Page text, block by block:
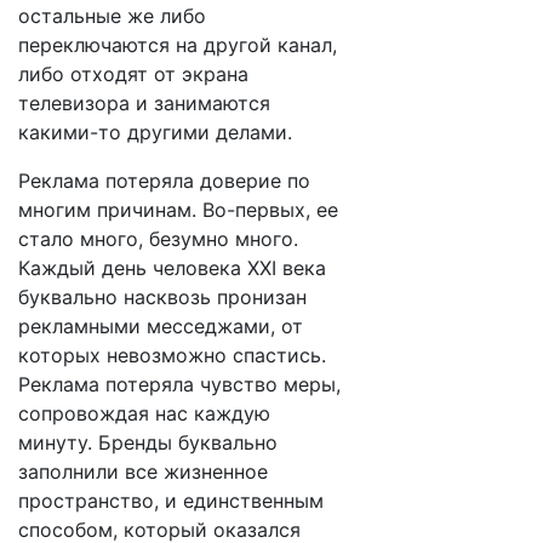
остальные же либо
переключаются на другой канал,
либо отходят от экрана
телевизора и занимаются
какими-то другими делами.
Реклама потеряла доверие по
многим причинам. Во-первых, ее
стало много, безумно много.
Каждый день человека XXI века
буквально насквозь пронизан
рекламными месседжами, от
которых невозможно спастись.
Реклама потеряла чувство меры,
сопровождая нас каждую
минуту. Бренды буквально
заполнили все жизненное
пространство, и единственным
способом, который оказался